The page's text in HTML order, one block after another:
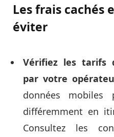
Les frais cachés
éviter
Vérifiez les tarifs
par votre
données mobiles
différemment en
Consultez les